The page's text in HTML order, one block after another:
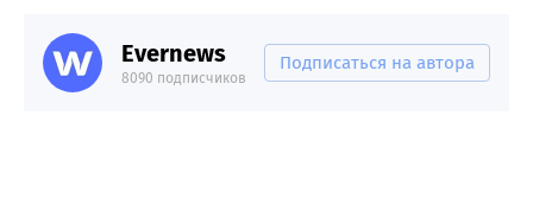
Evernews
8090 подписчиков
Подписаться на автора